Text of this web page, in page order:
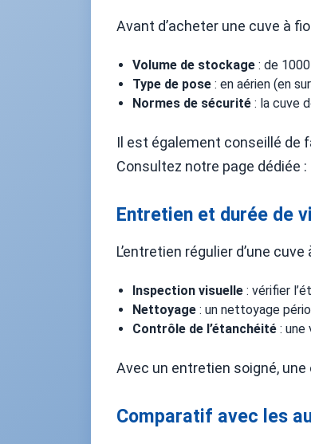
Avant d’acheter une cuve à
Volume de stockage : de
Type de pose : en aérien (en
Normes de sécurité : la cuve
Il est également conseillé de
Consultez notre page dédiée :
Entretien et durée de
L’entretien régulier d’une
Inspection visuelle : vérifier
Nettoyage : un nettoyage
Contrôle de l’étanchéité : une
Avec un entretien soigné,
Comparatif avec les